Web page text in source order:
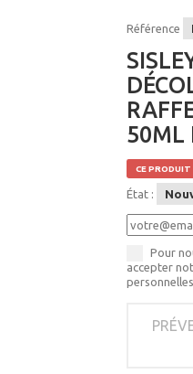
Référence
50ML
CE
État :
Pour
accepter
personnelles